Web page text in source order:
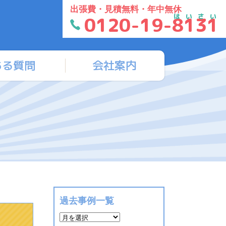
質問 会社案内
出張費・見積無料・年中無休
0120-19-8131
はいさい
過去事例一覧